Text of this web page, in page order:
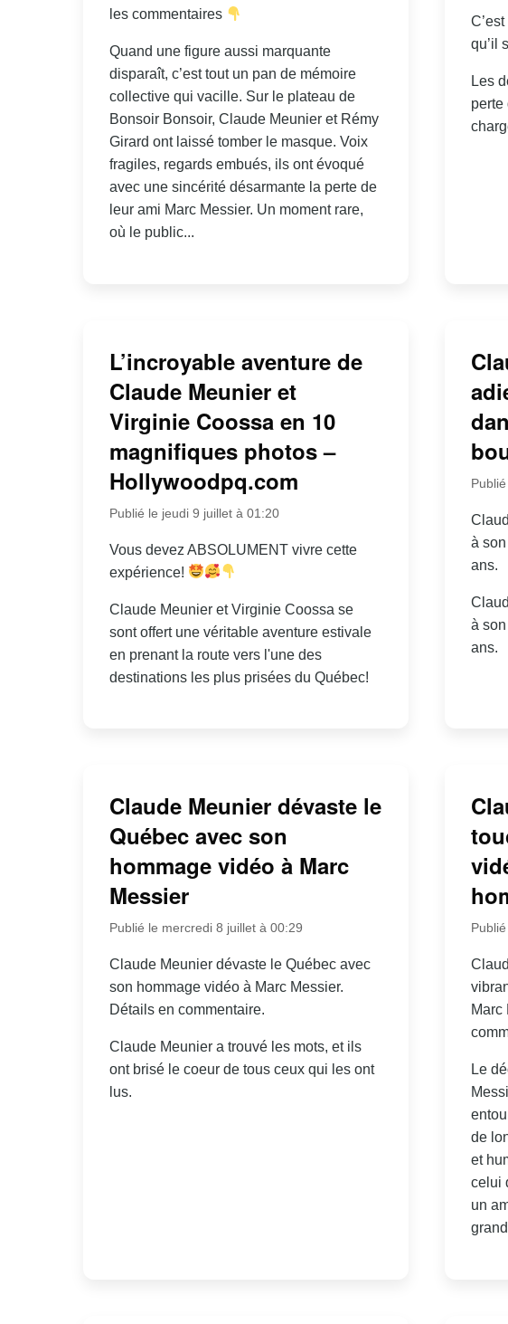
les commentaires
Quand une figure aussi marquante
disparaît, c’est tout un pan de mémoire
collective qui vacille. Sur le plateau de
Bonsoir Bonsoir, Claude Meunier et Rémy
Girard ont laissé tomber le masque. Voix
fragiles, regards embués, ils ont évoqué
avec une sincérité désarmante la perte de
leur ami Marc Messier. Un moment rare,
où le public...
qu’il
Les
perte
L’incroyable aventure de
Claude Meunier et
Virginie Coossa en 10
magnifiques photos –
Hollywoodpq.com
Publié le jeudi 9 juillet à 01:20
Vous devez ABSOLUMENT vivre cette
expérience!
Claude Meunier et Virginie Coossa se
sont offert une véritable aventure estivale
en prenant la route vers l'une des
destinations les plus prisées du Québec!
à
ans.
à
ans.
Claude Meunier dévaste le
Québec avec son
hommage vidéo à Marc
Messier
Publié le mercredi 8 juillet à 00:29
Claude Meunier dévaste le Québec avec
son hommage vidéo à Marc Messier.
Détails en commentaire.
Claude Meunier a trouvé les mots, et ils
ont brisé le coeur de tous ceux qui les ont
lus.
Marc
Le
de
et
celui
un